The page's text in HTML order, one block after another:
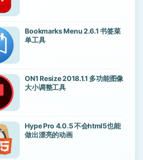
Bookmarks Menu 2.6.1 书签菜
单工具
ON1 Resize 2018.1.1 多功能图像
大小调整工具
Hype Pro 4.0.5 不会html5也能
做出漂亮的动画